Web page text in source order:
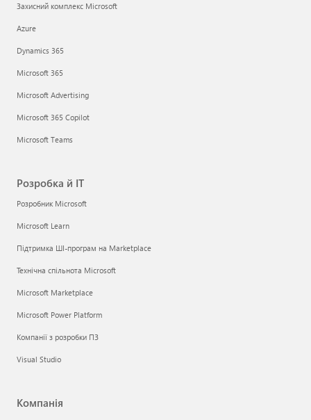
Захисний комплекс Microsoft
Azure
Dynamics 365
Microsoft 365
Microsoft Advertising
Microsoft 365 Copilot
Microsoft Teams
Розробка й ІТ
Розробник Microsoft
Microsoft Learn
Підтримка ШІ-програм на Marketplace
Технічна спільнота Microsoft
Microsoft Marketplace
Microsoft Power Platform
Компанії з розробки ПЗ
Visual Studio
Компанія